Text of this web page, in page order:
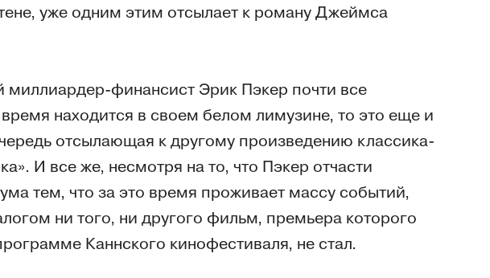
уже одним этим отсылает к роману Джеймса
миллиардер-финансист Эрик Пэкер почти все
находится в своем белом лимузине, то это еще и
отсылающая к другому произведению классика-
И все же, несмотря на то, что Пэкер отчасти
тем, что за это время проживает массу событий,
ни того, ни другого фильм, премьера которого
Каннского кинофестиваля, не стал.